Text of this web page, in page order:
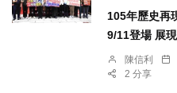
105年歷史再
9/11登場 展
陳信利
2 分享